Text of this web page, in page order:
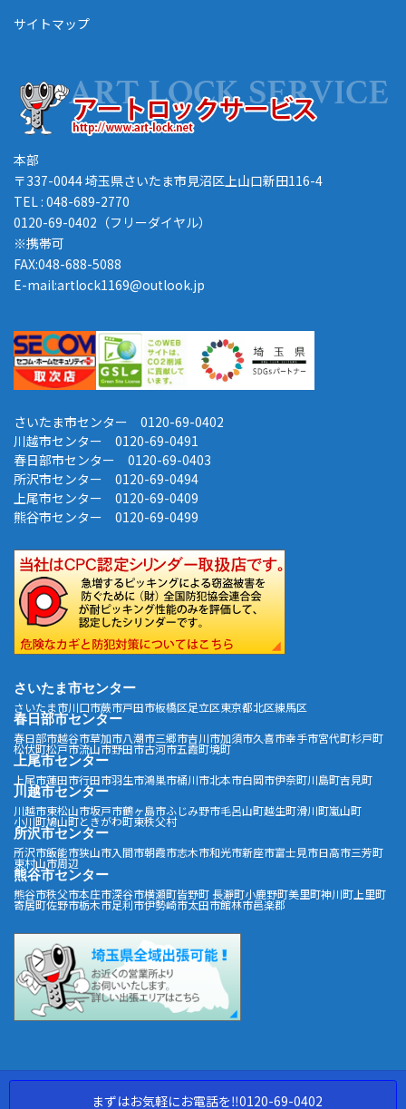
サイトマップ
本部
〒337-0044 埼玉県さいたま市見沼区上山口新田116-4
TEL : 048-689-2770
0120-69-0402（フリーダイヤル）
※携帯可
FAX:048-688-5088
E-mail:artlock1169@outlook.jp
さいたま市センター 0120-69-0402
川越市センター 0120-69-0491
春日部市センター 0120-69-0403
所沢市センター 0120-69-0494
上尾市センター 0120-69-0409
熊谷市センター 0120-69-0499
さいたま市センター
さいたま市川口市蕨市戸田市板橋区足立区東京都北区練馬区
春日部市センター
春日部市越谷市草加市八潮市三郷市吉川市加須市久喜市幸手市宮代町杉戸町
松伏町松戸市流山市野田市古河市五霞町境町
上尾市センター
上尾市蓮田市行田市羽生市鴻巣市桶川市北本市白岡市伊奈町川島町吉見町
川越市センター
川越市東松山市坂戸市鶴ヶ島市ふじみ野市毛呂山町越生町滑川町嵐山町
小川町鳩山町ときがわ町東秩父村
所沢市センター
所沢市飯能市狭山市入間市朝霞市志木市和光市新座市富士見市日高市三芳町
東村山市周辺
熊谷市センター
熊谷市秩父市本庄市深谷市横瀬町皆野町 長瀞町小鹿野町美里町神川町 上里町
寄居町佐野市栃木市足利市伊勢崎市太田市館林市邑楽郡
まずはお気軽にお電話を‼︎0120-69-0402